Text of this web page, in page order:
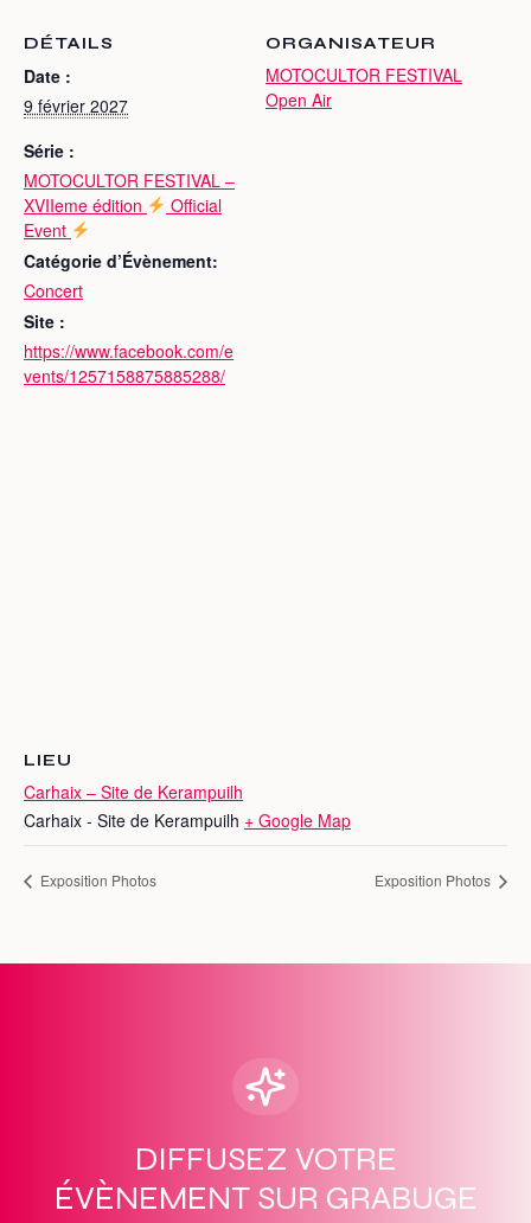
DÉTAILS
Date :
9 février 2027
Série :
MOTOCULTOR FESTIVAL –
XVIIeme édition
Official
Event
Catégorie d’Évènement:
Concert
Site :
https://www.facebook.com/e
vents/1257158875885288/
ORGANISATEUR
MOTOCULTOR FESTIVAL
Open Air
LIEU
Carhaix – Site de Kerampuilh
Carhaix - Site de Kerampuilh + Google Map
Exposition Photos Exposition Photos
DIFFUSEZ VOTRE
ÉVÈNEMENT SUR GRABUGE